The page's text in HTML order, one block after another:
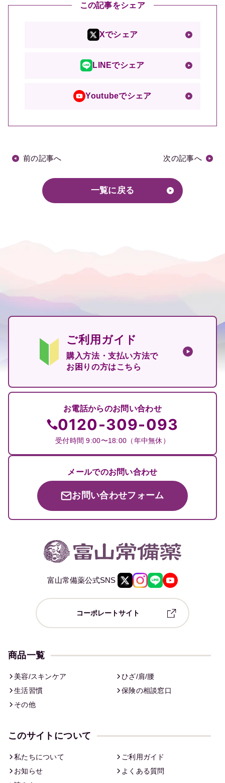
この記事をシェア
Xでシェア
LINEでシェア
Youtubeでシェア
前の記事へ
一覧に戻る
次の記事へ
ご利用ガイド
購入方法・支払い方法で
お困りの方はこちら
お電話からのお問い合わせ
0120-309-093
受付時間 9:00〜18:00（年中無休）
メールでのお問い合わせ
お問い合わせフォーム
富山常備薬公式SNS
コーポレートサイト
商品一覧
美容/スキンケア
ひざ/肩/腰
生活習慣
保険の相談窓口
その他
このサイトについて
私たちについて
ご利用ガイド
お知らせ
よくある質問